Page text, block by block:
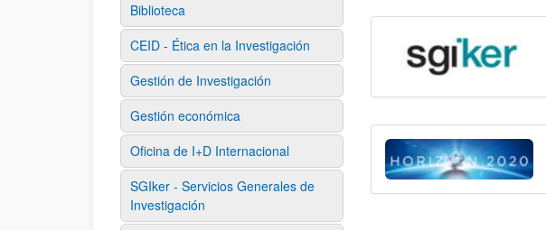
Biblioteca
CEID - Ética en la Investigación
Gestión de Investigación
Gestión económica
Oficina de I+D Internacional
SGIker - Servicios Generales de
Investigación